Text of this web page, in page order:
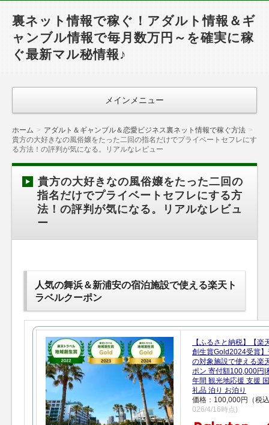
裏ネット情報で稼ぐ！アダルト情報＆ギ
ャンブル情報で毎月数万円～を確実に稼
ぐ最新マル秘情報♪
メインメニュー
ホーム
アダルト＆ギャンブル＆恋愛ビジネス裏ネット情報で稼ぐ方法
貴方の大好きなの風俗嬢をたった二回の指名だけでプライベートセフレにす
る方法！の評判が気になる。リアルなレビュー
貴方の大好きなの風俗嬢をたった二回の
指名だけでプライベートセフレにする方
法！の評判が気になる。リアルなレビュ
ー
人気の舞浜＆新浦安の宿泊施設で使える楽天ト
ラベルクーポン
【ふるさと納税】【楽
創生賞Gold2024受賞
の対象施設で使える楽
ポン 寄付額100,000円|
年間 観光地応援 支援
礼品 泊り お泊り
価格：100,000円（税
026/4/16時点)